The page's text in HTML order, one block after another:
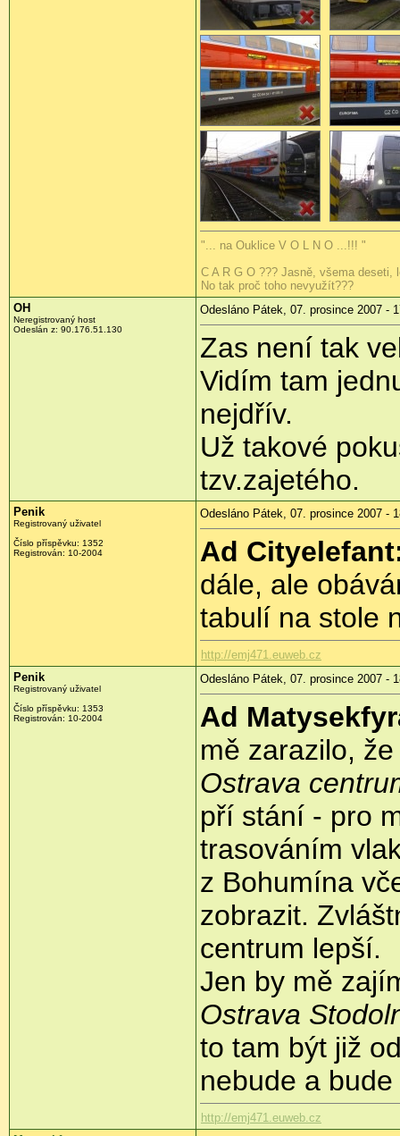
"... na Ouklice V O L N O ...!!! "
C A R G O ??? Jasně, všema deseti,
No tak proč toho nevyužít???
OH
Neregistrovaný host
Odeslán z: 90.176.51.130
Odesláno Pátek, 07. prosince 2007 -
Zas není tak
Vidím tam
nejdřív.
Už takové
tzv.zajetého.
Penik
Registrovaný uživatel
Číslo příspěvku: 1352
Registrován: 10-2004
Odesláno Pátek, 07. prosince 2007 -
Ad
dále, ale
tabulí na stole
http://emj471.euweb.cz
Penik
Registrovaný uživatel
Číslo příspěvku: 1353
Registrován: 10-2004
Odesláno Pátek, 07. prosince 2007 -
Ad
mě zarazilo,
Ostrava
pří stání - pro
trasováním
z Bohumína
zobrazit.
centrum lepší.
Jen by mě
Ostrava
to tam být již
nebude a
http://emj471.euweb.cz